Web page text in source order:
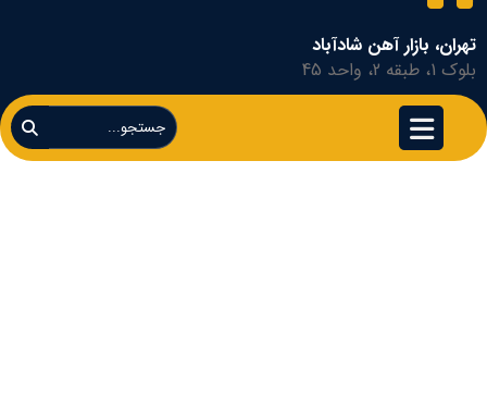
تهران، بازار آهن شادآباد
بلوک 1، طبقه 2، واحد 45
منبع ذخیره آب دسته